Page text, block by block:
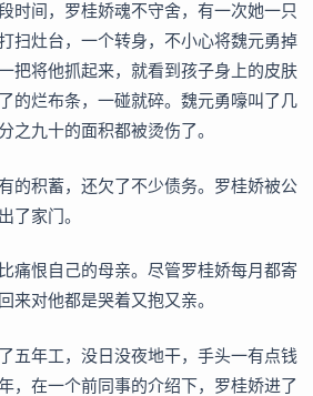
时间，罗桂娇魂不守舍，有一次她一只
扫灶台，一个转身，不小心将魏元勇掉
把将他抓起来，就看到孩子身上的皮肤
的烂布条，一碰就碎。魏元勇嚎叫了几
之九十的面积都被烫伤了。
的积蓄，还欠了不少债务。罗桂娇被公
了家门。
痛恨自己的母亲。尽管罗桂娇每月都寄
来对他都是哭着又抱又亲。
五年工，没日没夜地干，手头一有点钱
，在一个前同事的介绍下，罗桂娇进了